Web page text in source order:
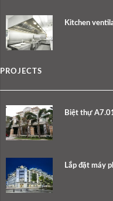
Kitchen
PROJECTS
Biệt thự
Lắp đặt máy